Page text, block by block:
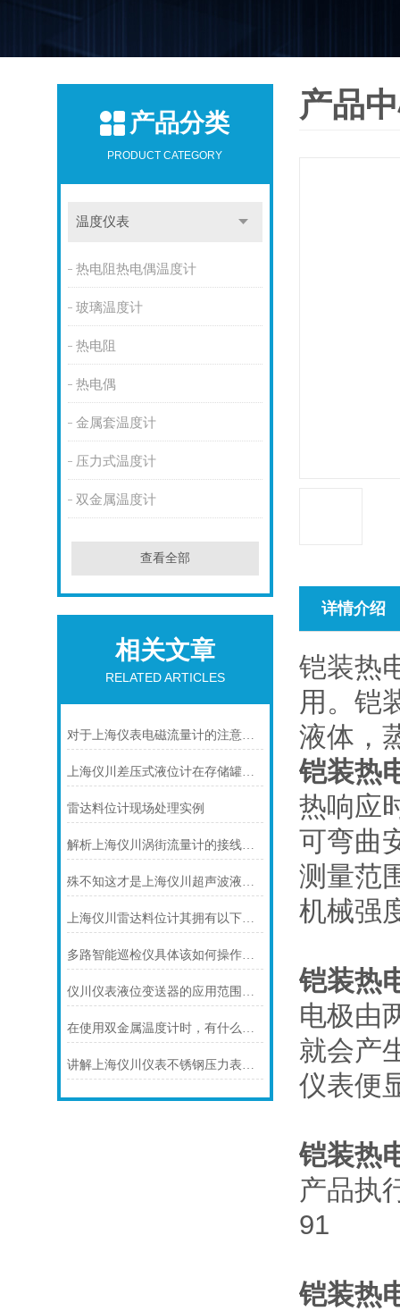
产品分类
PRODUCT CATEGORY
温度仪表
热电阻热电偶温度计
玻璃温度计
热电阻
热电偶
金属套温度计
压力式温度计
双金属温度计
查看全部
相关文章
RELATED ARTICLES
对于上海仪表电磁流量计的注意事项，你可知晓！
上海仪川差压式液位计在存储罐液位测量的应用
雷达料位计现场处理实例
解析上海仪川涡街流量计的接线情况
殊不知这才是上海仪川超声波液位计的四大性能特点
上海仪川雷达料位计其拥有以下几大特点
多路智能巡检仪具体该如何操作呢？
仪川仪表液位变送器的应用范围涵盖了多个行业和领域
在使用双金属温度计时，有什么地方需要注意的呢？
讲解上海仪川仪表不锈钢压力表的防护等级
产品
详情介绍
铠装热
用。铠
液体，
铠装热
热响应
可弯曲
测量范
机械强
铠装热
电极由
就会产
仪表便
铠装热
产品执
91
铠装热